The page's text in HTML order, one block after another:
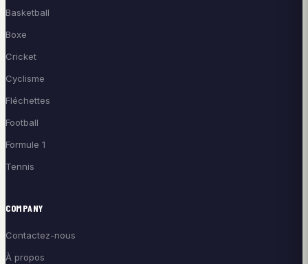
Basketball
Boxe
Cricket
Cyclisme
Fléchettes
Football
Formule 1
Tennis
COMPANY
Contactez-nous
À propos